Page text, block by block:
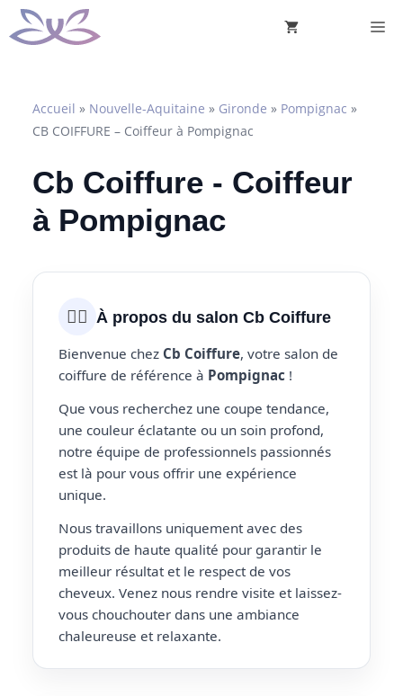
Aller
au
Accueil » Nouvelle-Aquitaine » Gironde » Pompignac »
CB COIFFURE – Coiffeur à Pompignac
Cb Coiffure - Coiffeur
à Pompignac
💇‍♀️ À propos du salon Cb Coiffure
Bienvenue chez Cb Coiffure, votre salon de
coiffure de référence à Pompignac !
Que vous recherchez une coupe tendance,
une couleur éclatante ou un soin profond,
notre équipe de professionnels passionnés
est là pour vous offrir une expérience
unique.
Nous travaillons uniquement avec des
produits de haute qualité pour garantir le
meilleur résultat et le respect de vos
cheveux. Venez nous rendre visite et laissez-
vous chouchouter dans une ambiance
chaleureuse et relaxante.